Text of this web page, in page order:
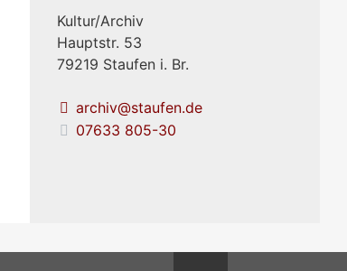
Kultur/Archiv
Hauptstr. 53
79219 Staufen i. Br.
archiv@staufen.de
07633 805-30